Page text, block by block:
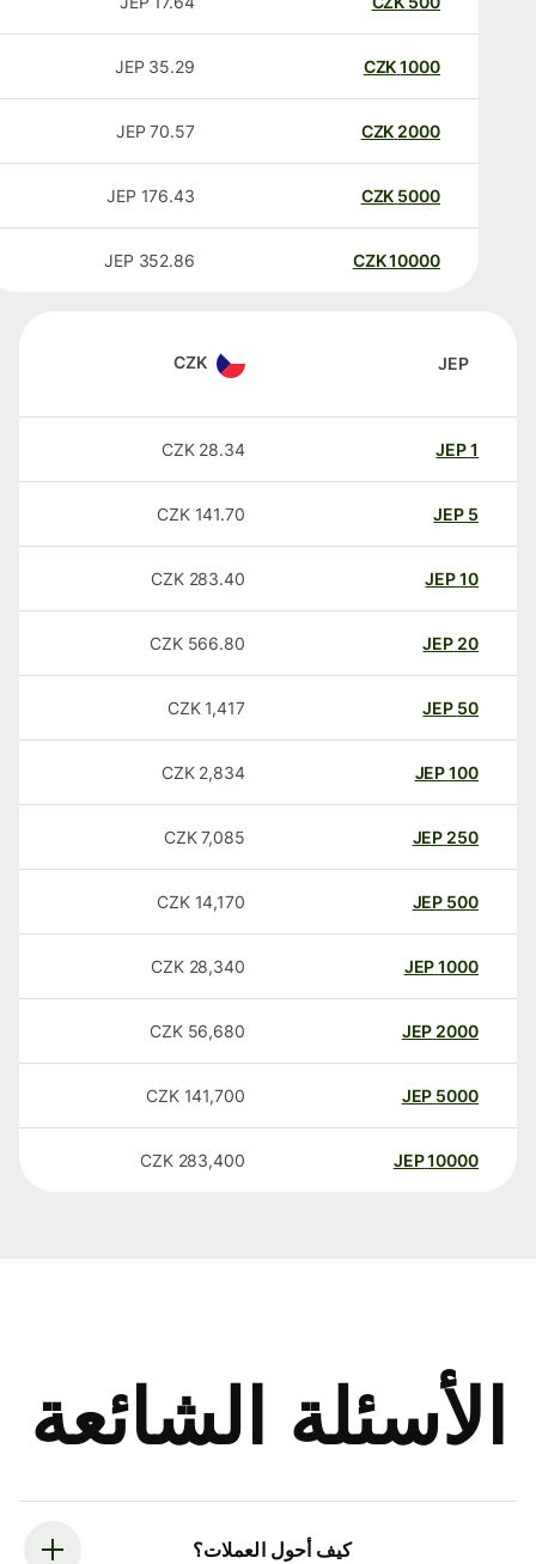
1000
CZK
35.29
JEP
2000
CZK
70.57
JEP
5000
CZK
176.43
JEP
10000
CZK
352.86
JEP
JEP
CZK
JEP
28.34
CZK
JEP
141.70
CZK
JEP
283.40
CZK
20
JEP
566.80
CZK
50
JEP
1,417
CZK
100
JEP
2,834
CZK
250
JEP
7,085
CZK
500
JEP
14,170
CZK
1000
JEP
28,340
CZK
2000
JEP
56,680
CZK
5000
JEP
141,700
CZK
10000
JEP
283,400
CZK
الأسئلة الشائعة
كيف أحول العملات؟